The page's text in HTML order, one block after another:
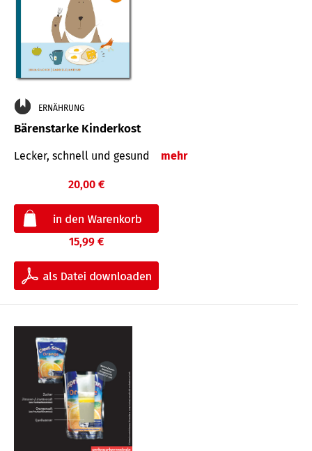
ERNÄHRUNG
Bärenstarke Kinderkost
Lecker, schnell und gesund mehr
20,00 €
15,99 €